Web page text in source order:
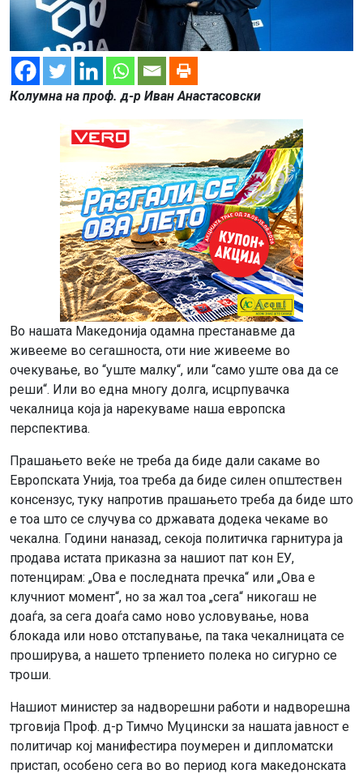
Колумна на проф. д-р Иван Анастасовски
Во нашата Македонија одамна престанавме да
живееме во сегашноста, оти ние живееме во
очекување, во “уште малку“, или “само уште ова да се
реши“. Или во една многу долга, исцрпувачка
чекалница која ја нарекуваме наша европска
перспектива.
Прашањето веќе не треба да биде дали сакаме во
Европската Унија, тоа треба да биде силен општествен
консензус, туку напротив прашањето треба да биде што
е тоа што се случува со државата додека чекаме во
чекална. Години наназад, секоја политичка гарнитура ја
продава истата приказна за нашиот пат кон ЕУ,
потенцирам: „Ова е последната пречка“ или „Ова е
клучниот момент“, но за жал тоа „сега“ никогаш не
доаѓа, за сега доаѓа само ново условување, нова
блокада или ново отстапување, па така чекалницата се
проширува, а нашето трпението полека но сигурно се
троши.
Нашиот министер за надворешни работи и надворешна
трговија Проф. д-р Тимчо Муцински за нашата јавност е
политичар кој манифестира поумерен и дипломатски
пристап, особено сега во во период кога македонската